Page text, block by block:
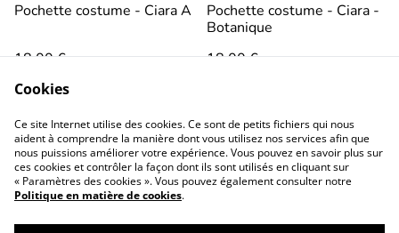
Pochette costume - Ciara A
18,00 €
Pochette costume - Ciara -
Botanique
18,00 €
Conditions générales Politique de
Cookies
Ce site Internet utilise des cookies. Ce sont de petits fichiers qui nous
aident à comprendre la manière dont vous utilisez nos services afin que
nous puissions améliorer votre expérience. Vous pouvez en savoir plus sur
ces cookies et contrôler la façon dont ils sont utilisés en cliquant sur
« Paramètres des cookies ». Vous pouvez également consulter notre
Politique en matière de cookies.